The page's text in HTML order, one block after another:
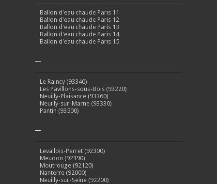
Ballon d'eau chaude Paris 11
Ballon d'eau chaude Paris 12
Ballon d'eau chaude Paris 13
Ballon d'eau chaude Paris 14
Ballon d'eau chaude Paris 15
–
Le Raincy (93340)
Les Pavillons-sous-Bois (93220)
Neuilly-Plaisance (93360)
Neuilly-sur-Marne (93330)
Pantin (93500)
–
Levallois-Perret (92300)
Meudon (92190)
Moutrouge (92120)
Nanterre (92000)
Neuilly-sur-Seine (92200)